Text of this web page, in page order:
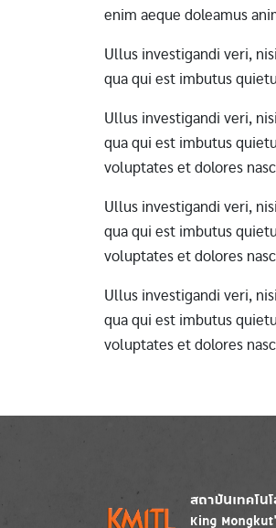
enim aeque doleamus
Ullus investigandi veri,
qua qui est imbutus
Ullus investigandi veri,
qua qui est imbutus
voluptates et dolores
Ullus investigandi veri,
qua qui est imbutus
voluptates et dolores
Ullus investigandi veri,
qua qui est imbutus
voluptates et dolores
Image Image